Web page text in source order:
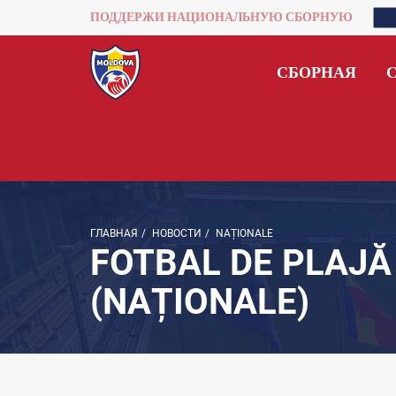
ПОДДЕРЖИ НАЦИОНАЛЬНУЮ СБОРНУЮ
СБОРНАЯ
ГЛАВНАЯ / НОВОСТИ / NAȚIONALE
FOTBAL DE PLAJĂ
(NAȚIONALE)